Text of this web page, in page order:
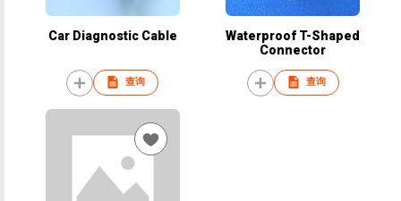
Car Diagnostic Cable
查询
Waterproof T-Shaped
Connector
查询